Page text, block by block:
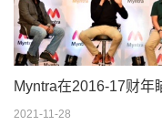
2021-11-28